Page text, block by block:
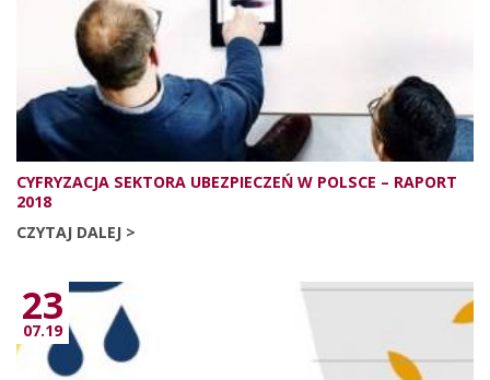
CYFRYZACJA SEKTORA UBEZPIECZEŃ W POLSCE – RAPORT
2018
CZYTAJ DALEJ >
23
07.19